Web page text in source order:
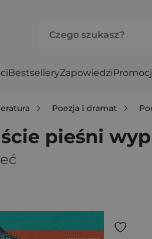
BestselleryZapowiedzi
Poezja i dramat
pieśni